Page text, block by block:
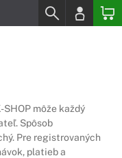
môže každý
Spôsob
Pre registrovaných
platieb a